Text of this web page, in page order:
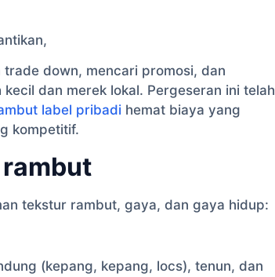
trade down, mencari promosi, dan
dan merek lokal. Pergeseran ini telah
label pribadi hemat biaya yang
kompetitif.
tekstur rambut, gaya, dan gaya hidup:
(kepang, kepang, locs), tenun, dan